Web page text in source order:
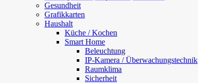
Gesundheit
Grafikkarten
Haushalt
Küche / Kochen
Smart Home
Beleuchtung
IP-Kamera / Überwachungstechnik
Raumklima
Sicherheit